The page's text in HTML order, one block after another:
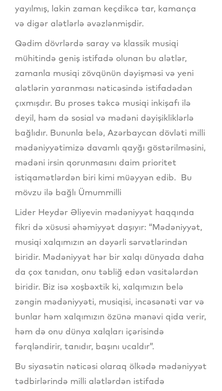
yayılmış, lakin zaman keçdikcə tar, kamança
və digər alətlərlə əvəzlənmişdir.
Qədim dövrlərdə saray və klassik musiqi
mühitində geniş istifadə olunan bu alətlər,
zamanla musiqi zövqünün dəyişməsi və yeni
alətlərin yaranması nəticəsində istifadədən
çıxmışdır. Bu proses təkcə musiqi inkişafı ilə
deyil, həm də sosial və mədəni dəyişikliklərlə
bağlıdır. Bununla belə, Azərbaycan dövləti milli
mədəniyyətimizə davamlı qayğı göstərilməsini,
mədəni irsin qorunmasını daim prioritet
istiqamətlərdən biri kimi müəyyən edib. Bu
mövzu ilə bağlı Ümummilli
Lider Heydər Əliyevin mədəniyyət haqqında
fikri də xüsusi əhəmiyyət daşıyır: “Mədəniyyət,
musiqi xalqımızın ən dəyərli sərvətlərindən
biridir. Mədəniyyət hər bir xalqı dünyada daha
da çox tanıdan, onu təbliğ edən vasitələrdən
biridir. Biz isə xoşbəxtik ki, xalqımızın belə
zəngin mədəniyyəti, musiqisi, incəsənəti var və
bunlar həm xalqımızın özünə mənəvi qida verir,
həm də onu dünya xalqları içərisində
fərqləndirir, tanıdır, başını ucaldır”.
Bu siyasətin nəticəsi olaraq ölkədə mədəniyyət
tədbirlərində milli alətlərdən istifadə